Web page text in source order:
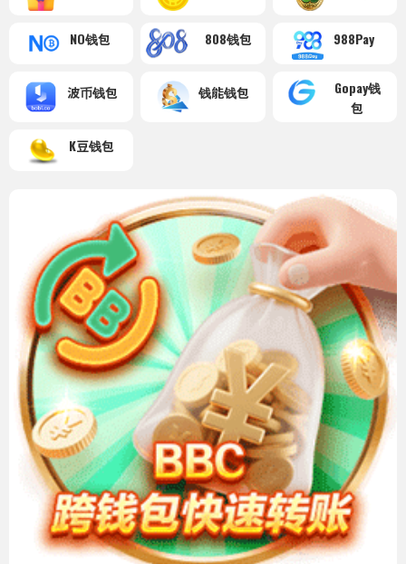
NO钱包 808钱包 988Pay
波币钱包 钱能钱包
Gopay钱
包
K豆钱包